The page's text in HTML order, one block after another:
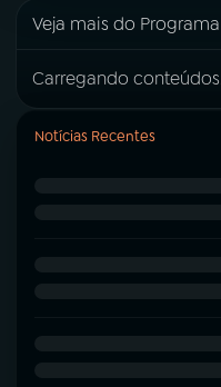
Veja mais do Programa
Carregando
Notícias Recentes